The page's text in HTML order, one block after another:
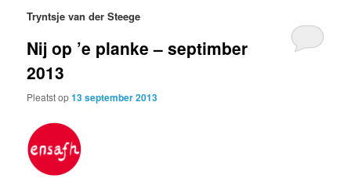
Tryntsje van der Steege
Nij op ’e planke – septimber
2013
Pleatst op13 september 2013